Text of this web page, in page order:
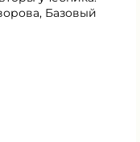
Базовый